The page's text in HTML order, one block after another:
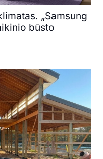
„Samsung
būsto